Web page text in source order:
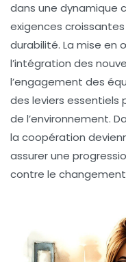
dans une dynamique
exigences
durabilité. La mise en
l’intégration des
l’engagement des
des leviers essentiels
de l’environnement.
la coopération
assurer une
contre le